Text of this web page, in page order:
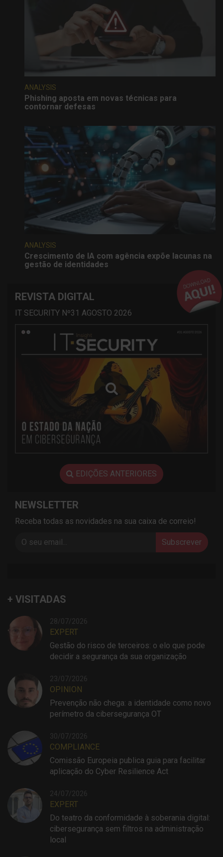
ANALYSIS
Phishing aposta em novas técnicas para
contornar defesas
ANALYSIS
Crescimento de IA com agência expõe lacunas na
gestão de identidades
REVISTA DIGITAL
IT SECURITY Nº31 AGOSTO 2026
EDIÇÕES ANTERIORES
NEWSLETTER
Receba todas as novidades na sua caixa de correio!
Subscrever
+ VISITADAS
28/07/2026
EXPERT
Gestão do risco de terceiros: o elo que pode
decidir a segurança da sua organização
23/07/2026
OPINION
Prevenção não chega: a identidade como novo
perímetro da cibersegurança OT
30/07/2026
COMPLIANCE
Comissão Europeia publica guia para facilitar
aplicação do Cyber Resilience Act
24/07/2026
EXPERT
Do teatro da conformidade à soberania digital:
cibersegurança sem filtros na administração
local